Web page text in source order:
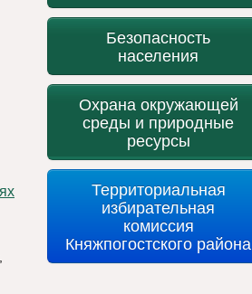
Безопасность
населения
Охрана окружающей
среды и природные
ресурсы
Территориальная
избирательная
комиссия
Княжпогостского района